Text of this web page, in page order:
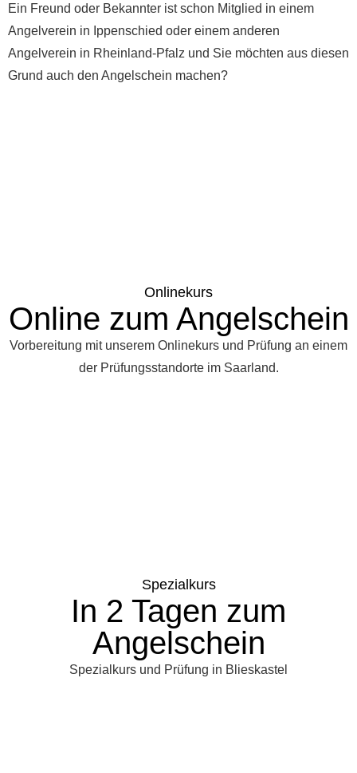
Ein Freund oder Bekannter ist schon Mitglied in einem
Angelverein in Ippenschied oder einem anderen
Angelverein in Rheinland-Pfalz und Sie möchten aus diesen
Grund auch den Angelschein machen?
Onlinekurs
Online zum Angelschein
Vorbereitung mit unserem Onlinekurs und Prüfung an einem
der Prüfungsstandorte im Saarland.
Spezialkurs
In 2 Tagen zum
Angelschein
Spezialkurs und Prüfung in Blieskastel